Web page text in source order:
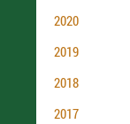
2020
2019
2018
2017